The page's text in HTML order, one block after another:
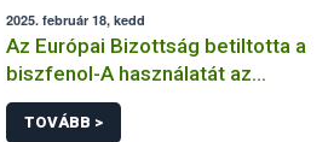
2025. február 18, kedd
Az Európai Bizottság betiltotta a
biszfenol-A használatát az
élelmiszerekkel érintkező
anyagokban
TOVÁBB >